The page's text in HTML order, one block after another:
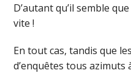
D’autant qu’il semble
vite !
En tout cas, tandis que
d’enquêtes tous